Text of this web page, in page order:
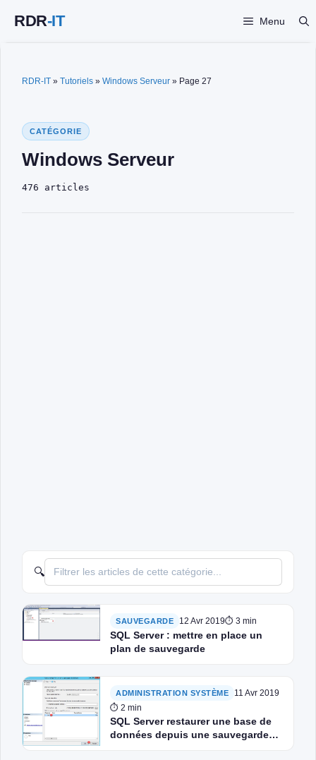
Menu
RDR-IT » Tutoriels » Windows Serveur » Page 27
CATÉGORIE
Windows Serveur
476 articles
🔍
SAUVEGARDE 12 Avr 2019⏱ 3 min
SQL Server : mettre en place un
plan de sauvegarde
ADMINISTRATION SYSTÈME
11 Avr 2019
⏱ 2 min
SQL Server restaurer une base de
données depuis une sauvegarde